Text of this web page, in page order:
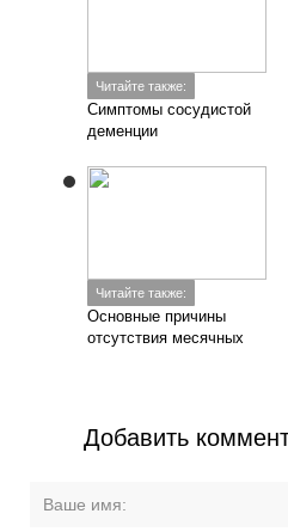
Читайте также:
Симптомы сосудистой
деменции
Читайте также:
Основные причины
отсутствия месячных
Добавить